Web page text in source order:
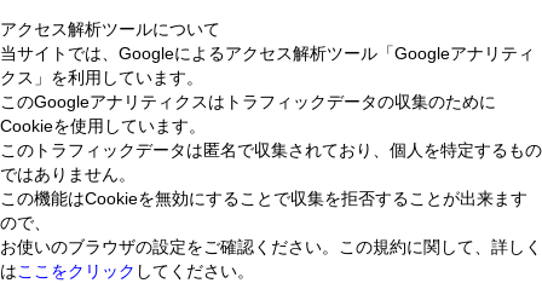
アクセス解析ツールについて
当サイトでは、Googleによるアクセス解析ツール「Googleアナリティ
クス」を利用しています。
このGoogleアナリティクスはトラフィックデータの収集のために
Cookieを使用しています。
このトラフィックデータは匿名で収集されており、個人を特定するもの
ではありません。
この機能はCookieを無効にすることで収集を拒否することが出来ます
ので、
お使いのブラウザの設定をご確認ください。この規約に関して、詳しく
はここをクリック してください。